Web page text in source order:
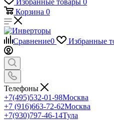
Избранные товары 0
Корзина 0
Сравнение0 Избранные
Телефоны
+7(495)532-01-98Москва
+7 (916)663-72-62Москва
+7(930)797-46-14Тула